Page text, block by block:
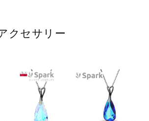
クセサリー